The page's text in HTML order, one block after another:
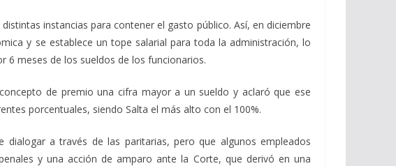
instancias para contener el gasto público. Así, en diciembre
y se establece un tope salarial para toda la administración, lo
6 meses de los sueldos de los funcionarios.
de premio una cifra mayor a un sueldo y aclaró que ese
porcentuales, siendo Salta el más alto con el 100%.
a través de las paritarias, pero que algunos empleados
y una acción de amparo ante la Corte, que derivó en una